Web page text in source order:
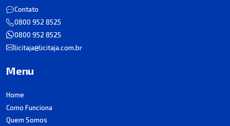
Contato
0800 952 8525
0800 952 8525
licitaja@licitaja.com.br
Menu
Home
Como Funciona
Quem Somos